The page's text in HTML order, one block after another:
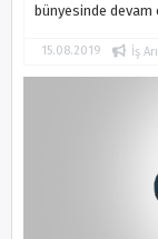
bünyesinde
engelim yoktur.
15.08.2019 İş